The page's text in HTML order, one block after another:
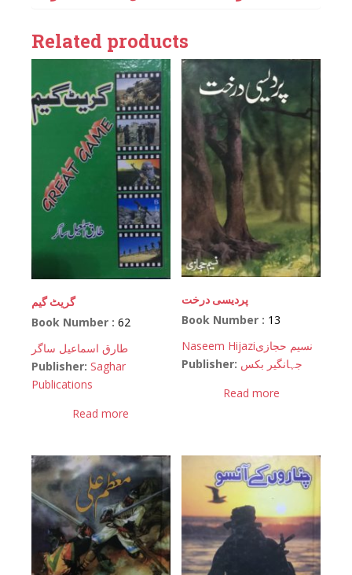
Related products
گریٹ گیم
Book Number : 62
طارق اسماعیل ساگر
Publisher: Saghar
Publications
Read more
پردیسی درخت
Book Number : 13
Naseem Hijaziنسیم حجازی
Publisher: جہانگیر بکس
Read more